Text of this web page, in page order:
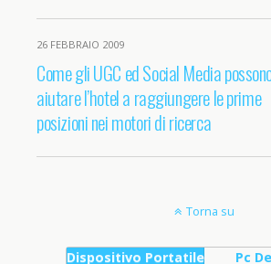
26 FEBBRAIO 2009
Come gli UGC ed Social Media
aiutare l’hotel a raggiungere le prime
posizioni nei motori di ricerca
Torna su
Dispositivo Portatile Pc